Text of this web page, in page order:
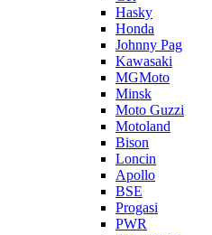
Hasky
Honda
Johnny Pag
Kawasaki
MGMoto
Minsk
Moto Guzzi
Motoland
Bison
Loncin
Apollo
BSE
Progasi
PWR